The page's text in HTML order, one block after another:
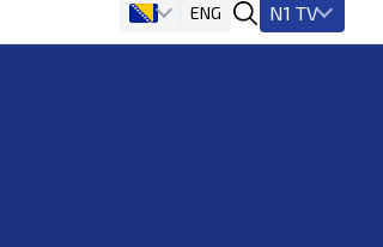
ENG N1 TV